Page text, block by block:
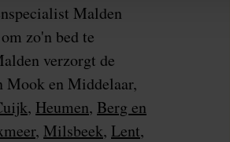
Malden
zo'n bed te
verzorgt de
Mook en Middelaar,
, Heumen, Berg en
, Milsbeek, Lent,